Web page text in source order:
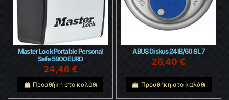
Master Lock Portable Personal
Safe 5900EURD
24,46 €
Προσθήκη στο καλάθι
ABUS Diskus 24IB/60 SL 7
26,40 €
Προσθήκη στο καλάθι